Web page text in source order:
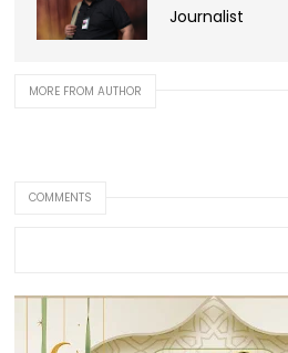
Journalist
MORE FROM AUTHOR
COMMENTS